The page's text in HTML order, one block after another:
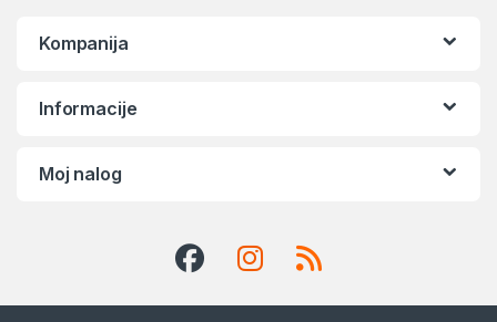
Kompanija
Informacije
Moj nalog